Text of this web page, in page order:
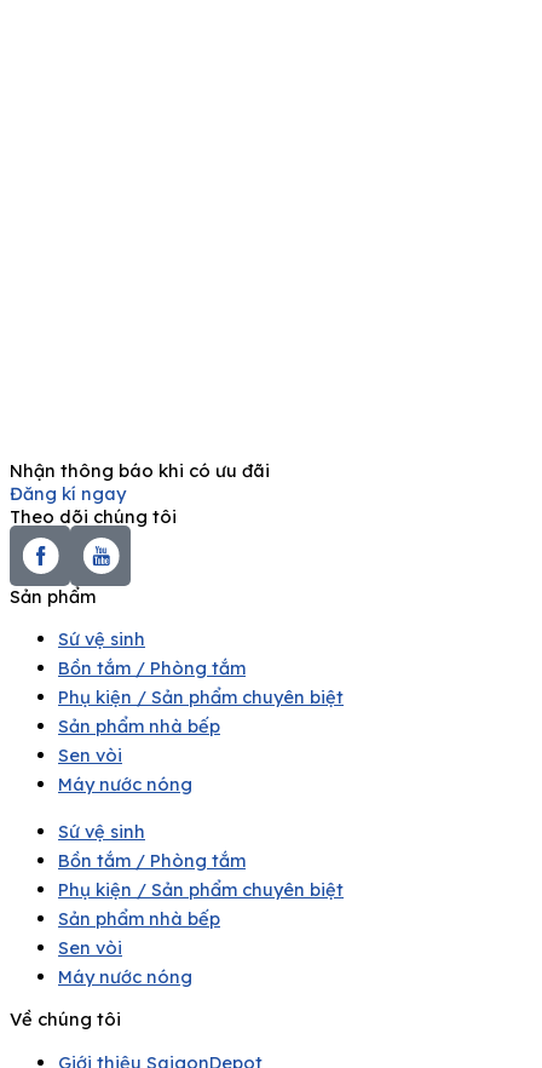
Nhận thông báo khi có ưu đãi
Đăng kí ngay
Theo dõi chúng tôi
Sản phẩm
Sứ vệ sinh
Bồn tắm / Phòng tắm
Phụ kiện / Sản phẩm chuyên biệt
Sản phẩm nhà bếp
Sen vòi
Máy nước nóng
Sứ vệ sinh
Bồn tắm / Phòng tắm
Phụ kiện / Sản phẩm chuyên biệt
Sản phẩm nhà bếp
Sen vòi
Máy nước nóng
Về chúng tôi
Giới thiệu SaigonDepot